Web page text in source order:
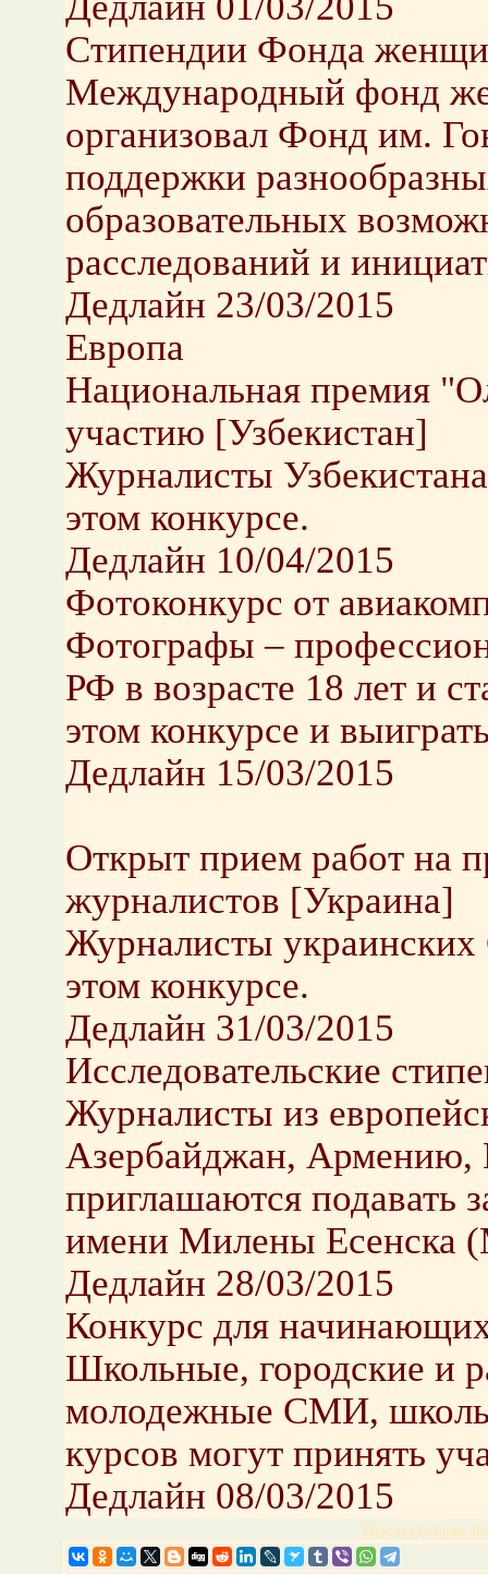
Стипендии Фонда
Международный фонд
организовал Фонд им.
поддержки
образовательных
расследований и
Дедлайн 23/03/2015
Европа
Национальная премия
участию [Узбекистан]
Журналисты
этом конкурсе.
Дедлайн 10/04/2015
Фотоконкурс от
Фотографы –
РФ в возрасте 18 лет и
этом конкурсе и
Дедлайн 15/03/2015
Открыт прием работ на
журналистов [Украина]
Журналисты
этом конкурсе.
Дедлайн 31/03/2015
Исследовательские
Журналисты из
Азербайджан, Армению,
приглашаются подавать
имени Милены Есенска
Дедлайн 28/03/2015
Конкурс для
Школьные, городские и
молодежные СМИ,
курсов могут принять
Дедлайн 08/03/2015
Предыдущая